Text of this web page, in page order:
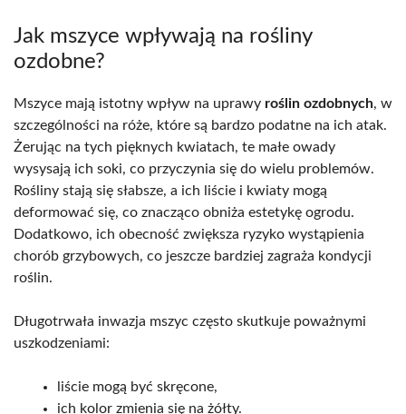
Jak mszyce wpływają na rośliny
ozdobne?
Mszyce mają istotny wpływ na uprawy roślin ozdobnych, w
szczególności na róże, które są bardzo podatne na ich atak.
Żerując na tych pięknych kwiatach, te małe owady
wysysają ich soki, co przyczynia się do wielu problemów.
Rośliny stają się słabsze, a ich liście i kwiaty mogą
deformować się, co znacząco obniża estetykę ogrodu.
Dodatkowo, ich obecność zwiększa ryzyko wystąpienia
chorób grzybowych, co jeszcze bardziej zagraża kondycji
roślin.
Długotrwała inwazja mszyc często skutkuje poważnymi
uszkodzeniami:
liście mogą być skręcone,
ich kolor zmienia się na żółty.